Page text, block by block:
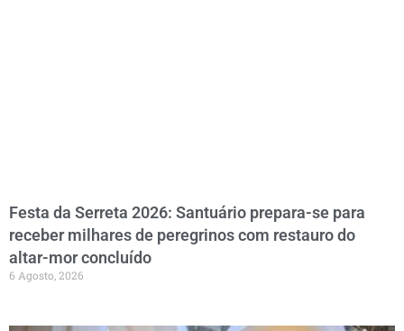
Festa da Serreta 2026: Santuário prepara-se para
receber milhares de peregrinos com restauro do
altar-mor concluído
6 Agosto, 2026